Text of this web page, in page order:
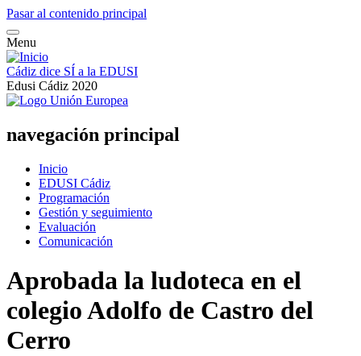
Pasar al contenido principal
Menu
Cádiz dice SÍ a la EDUSI
Edusi Cádiz 2020
navegación principal
Inicio
EDUSI Cádiz
Programación
Gestión y seguimiento
Evaluación
Comunicación
Aprobada la ludoteca en el
colegio Adolfo de Castro del
Cerro